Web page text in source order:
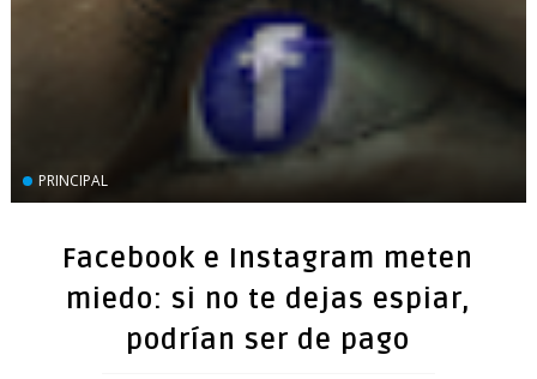
PRINCIPAL
Facebook e Instagram meten
miedo: si no te dejas espiar,
podrían ser de pago